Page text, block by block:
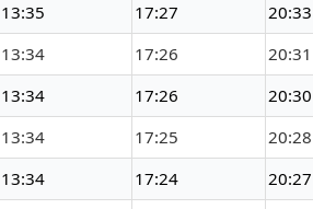
13:35 17:27 20:33
13:34 17:26 20:31
13:34 17:26 20:30
13:34 17:25 20:28
13:34 17:24 20:27